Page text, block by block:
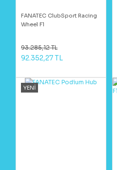
FANATEC ClubSport Racing
Wheel F1
93.285,12 TL
92.352,27 TL
YENİ